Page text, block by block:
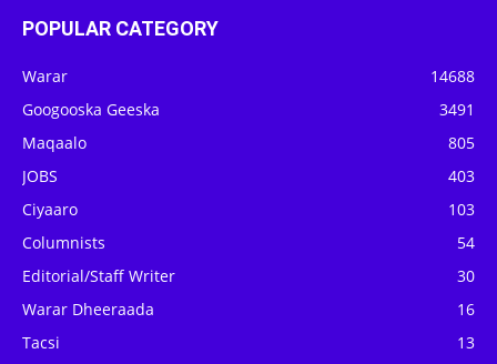
POPULAR CATEGORY
Warar
14688
Googooska Geeska
3491
Maqaalo
805
JOBS
403
Ciyaaro
103
Columnists
54
Editorial/Staff Writer
30
Warar Dheeraada
16
Tacsi
13